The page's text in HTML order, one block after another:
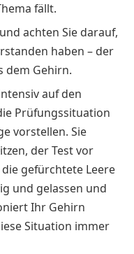
fällt.
achten Sie darauf,
haben – der
dem Gehirn.
auf den
Prüfungssituation
vorstellen. Sie
der Test vor
gefürchtete Leere
und gelassen und
Ihr Gehirn
Situation immer